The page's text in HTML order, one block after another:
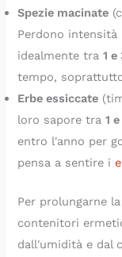
Spezie macinate
Perdono intensità
idealmente tra1 e
tempo,
Erbe essiccate
loro sapore tra1
entro l'anno per
pensa a sentire i
Per prolungarne
contenitori
dall'umidità e dal